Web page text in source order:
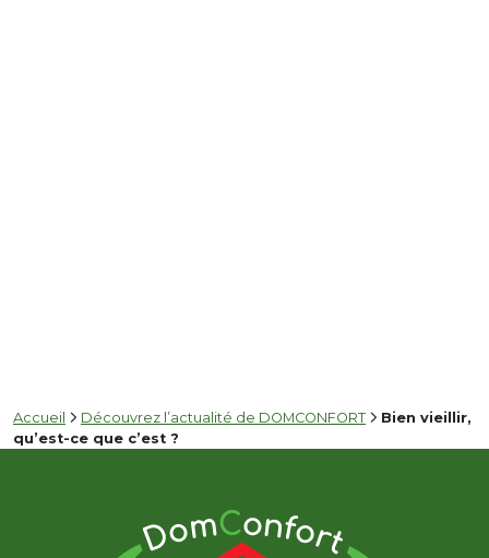
Accueil Découvrez l’actualité de DOMCONFORT
Bien vieillir,
qu’est-ce que c’est ?